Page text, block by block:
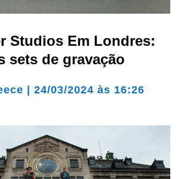
Studios Em Londres:
sets de gravação
24/03/2024 às 16:26